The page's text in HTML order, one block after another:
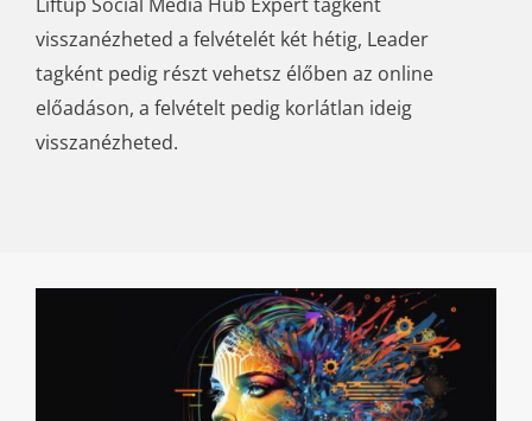
visszanézheted a felvételét két hétig, Leader
tagként pedig részt vehetsz élőben az online
előadáson, a felvételt pedig korlátlan ideig
visszanézheted.